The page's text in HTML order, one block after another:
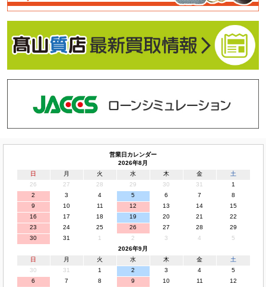
営業日カレンダー
2026年8月
日
月 火 水 木 金
土
26
27 28 29 30 31
1
2
3 4 5 6 7
8
9
10 11 12 13 14
15
16
17 18 19 20 21
22
23
24 25 26 27 28
29
30
31 1 2 3 4
5
2026年9月
日
月 火 水 木 金
土
30
31 1 2 3 4
5
6
7 8 9 10 11
12